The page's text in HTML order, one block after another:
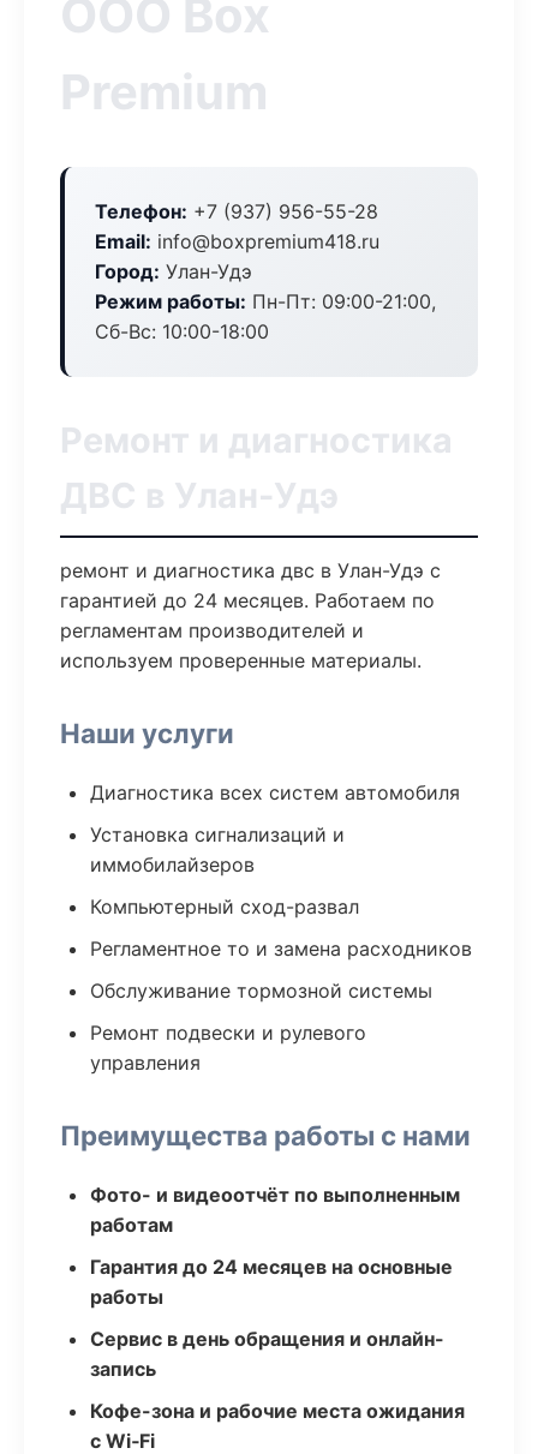
ООО Box
Premium
Телефон: +7 (937) 956-55-28
Email: info@boxpremium418.ru
Город: Улан-Удэ
Режим работы: Пн-Пт: 09:00-21:00,
Сб-Вс: 10:00-18:00
Ремонт и диагностика
ДВС в Улан-Удэ
ремонт и диагностика двс в Улан-Удэ с
гарантией до 24 месяцев. Работаем по
регламентам производителей и
используем проверенные материалы.
Наши услуги
Диагностика всех систем автомобиля
Установка сигнализаций и
иммобилайзеров
Компьютерный сход-развал
Регламентное то и замена расходников
Обслуживание тормозной системы
Ремонт подвески и рулевого
управления
Преимущества работы с нами
Фото- и видеоотчёт по выполненным
работам
Гарантия до 24 месяцев на основные
работы
Сервис в день обращения и онлайн-
запись
Кофе-зона и рабочие места ожидания
с Wi‑Fi